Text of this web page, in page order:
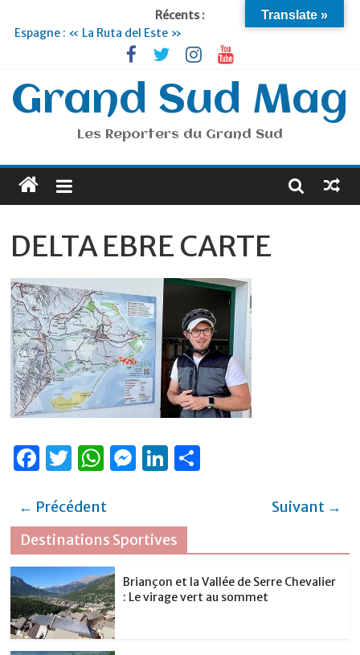
Récents :
Espagne : « La Ruta del Este »
Lyon : « Cirque Imagine »… Retour le 19 Septembre !
Briançon et la Vallée de Serre Chevalier : Le virage vert au
sommet
Je suis en Voyage
Portugal : « Tout l’Alentejo à pied »
Grand Sud Mag
Les Reporters du Grand Sud
DELTA EBRE CARTE
F
c
e
b
o
o
k
T
it
te
r
W
at
s
A
p
p
M
e
n
g
Li
e
dI
n
er
← Précédent
Suivant →
Destinations Sportives
Briançon et la Vallée de Serre Chevalier
: Le virage vert au sommet
Translate »